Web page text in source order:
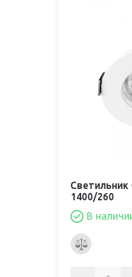
Светильник
1400/260
В